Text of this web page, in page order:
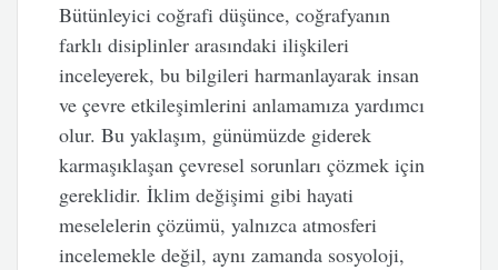
Bütünleyici coğrafi düşünce, coğrafyanın
farklı disiplinler arasındaki ilişkileri
inceleyerek, bu bilgileri harmanlayarak insan
ve çevre etkileşimlerini anlamamıza yardımcı
olur. Bu yaklaşım, günümüzde giderek
karmaşıklaşan çevresel sorunları çözmek için
gereklidir. İklim değişimi gibi hayati
meselelerin çözümü, yalnızca atmosferi
incelemekle değil, aynı zamanda sosyoloji,